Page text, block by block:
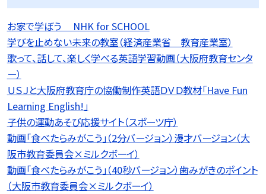
お家で学ぼう NHK for SCHOOL
学びを止めない未来の教室（経済産業省 教育産業室）
歌って、話して、楽しく学べる英語学習動画（大阪府教育センタ
ー）
ＵＳＪと大阪府教育庁の協働制作英語ＤＶＤ教材「Have Fun
Learning English!」
子供の運動あそび応援サイト（スポーツ庁）
動画「食べたらみがこう」（2分バージョン）漫才バージョン（大
阪市教育委員会×ミルクボーイ）
動画「食べたらみがこう」（40秒バージョン）歯みがきのポイント
（大阪市教育委員会×ミルクボーイ）